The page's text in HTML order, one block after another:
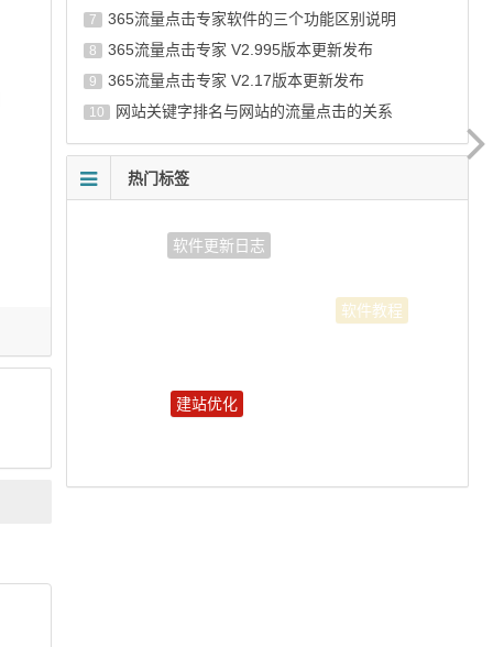
7 365流量点击专家软件的三个功能区别说明
8 365流量点击专家 V2.995版本更新发布
9 365流量点击专家 V2.17版本更新发布
10 网站关键字排名与网站的流量点击的关系
热门标签
建站优化